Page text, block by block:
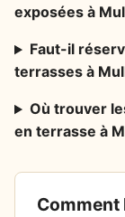
exposées à
Faut-il
terrasses à
Où trouver
en terrasse à
Comment